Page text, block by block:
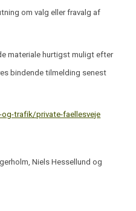
om valg eller fravalg af
materiale hurtigst muligt efter
bindende tilmelding senest
trafik/private-faellesveje
Niels Hessellund og